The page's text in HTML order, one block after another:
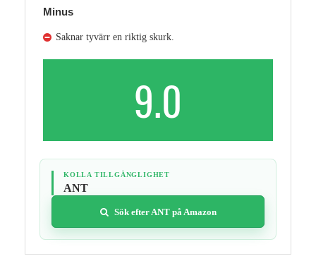
Minus
Saknar tyvärr en riktig skurk.
9.0
KOLLA TILLGÄNGLIGHET
ANT
Sök efter ANT på Amazon